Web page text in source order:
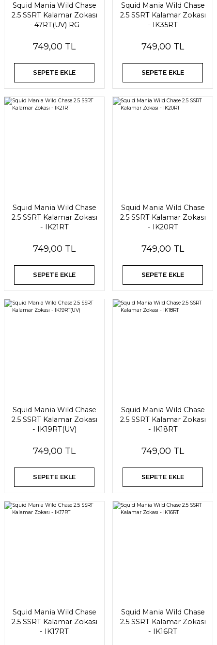
Squid Mania Wild Chase
2.5 SSRT Kalamar Zokası
- 47RT(UV) RG
749,00 TL
SEPETE EKLE
Squid Mania Wild Chase
2.5 SSRT Kalamar Zokası
- IK35RT
749,00 TL
SEPETE EKLE
Squid Mania Wild Chase
2.5 SSRT Kalamar Zokası
- IK21RT
749,00 TL
SEPETE EKLE
Squid Mania Wild Chase
2.5 SSRT Kalamar Zokası
- IK20RT
749,00 TL
SEPETE EKLE
Squid Mania Wild Chase
2.5 SSRT Kalamar Zokası
- IK19RT(UV)
749,00 TL
SEPETE EKLE
Squid Mania Wild Chase
2.5 SSRT Kalamar Zokası
- IK18RT
749,00 TL
SEPETE EKLE
Squid Mania Wild Chase
2.5 SSRT Kalamar Zokası
- IK17RT
Squid Mania Wild Chase
2.5 SSRT Kalamar Zokası
- IK16RT